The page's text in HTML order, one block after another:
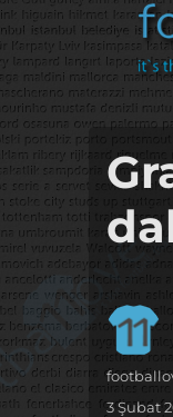
it's
Yazar
Yayın
3 Şubat